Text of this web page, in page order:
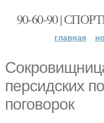
90-60-90 |
главная
персидских
поговорок